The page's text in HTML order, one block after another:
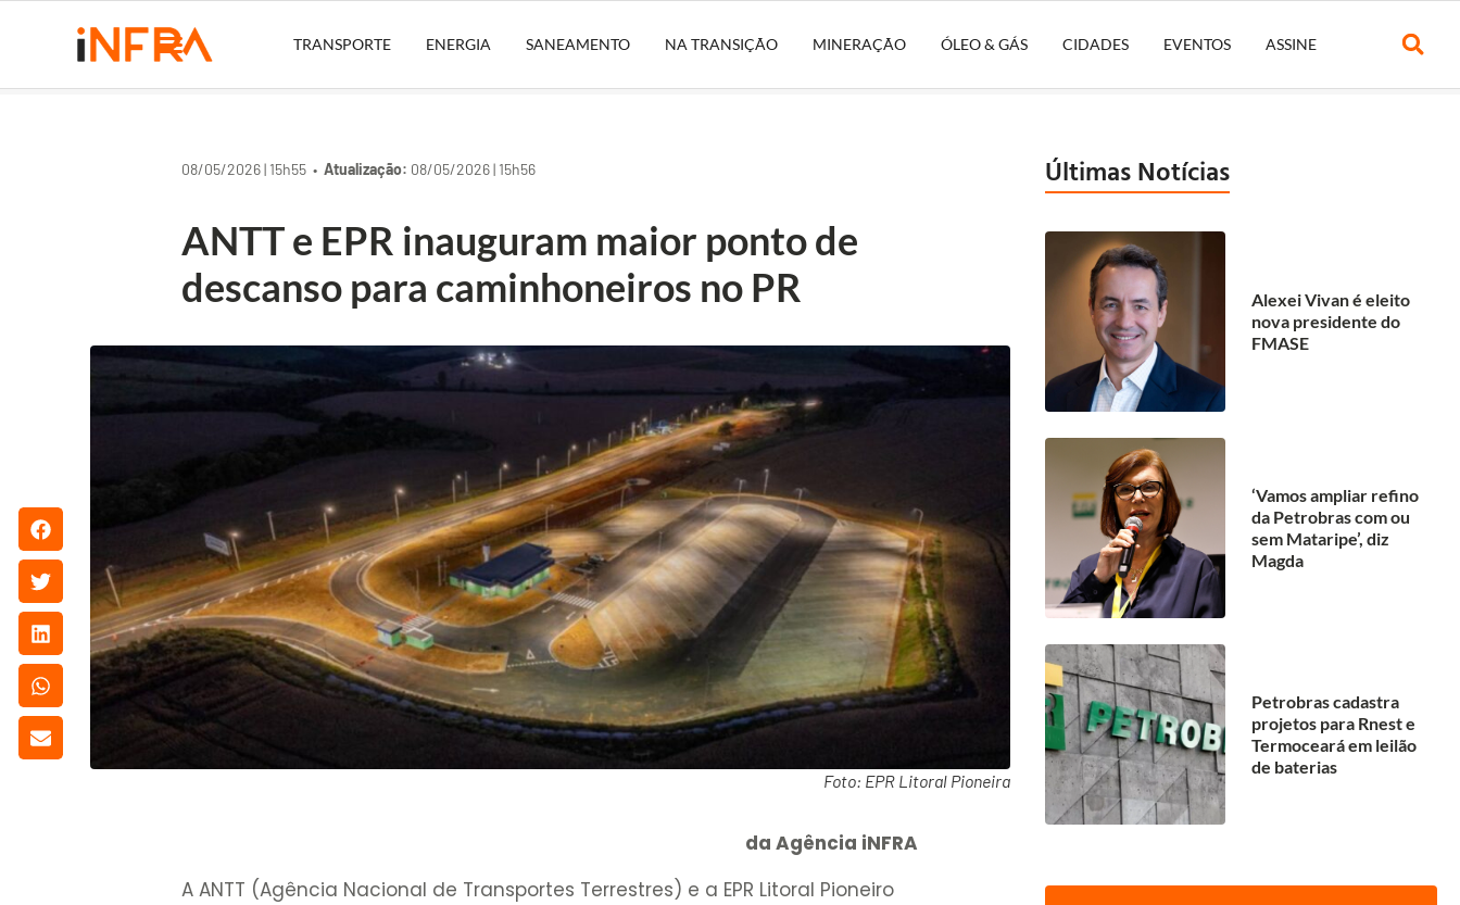
TRANSPORTE ENERGIA SANEAMENTO NA TRANSIÇÃO MINERAÇÃO ÓLEO & GÁS CIDADES EVENTOS ASSINE
08/05/2026 | 15h55 •Atualização: 08/05/2026 | 15h56
ANTT e EPR inauguram maior ponto de
descanso para caminhoneiros no PR
Foto: EPR Litoral Pioneira
da Agência iNFRA
A ANTT (Agência Nacional de Transportes Terrestres) e a EPR Litoral Pioneiro
Últimas Notícias
Alexei Vivan é eleito
nova presidente do
FMASE
‘Vamos ampliar refino
da Petrobras com ou
sem Mataripe’, diz
Magda
Petrobras cadastra
projetos para Rnest e
Termoceará em leilão
de baterias